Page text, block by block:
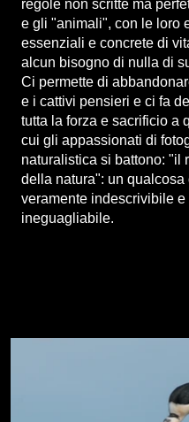
regole non scritte ma
e gli "animali", con le loro
essenziali e concrete di
alcun bisogno di nulla di
Ci permette di
e i cattivi pensieri e ci fa
tutta la forza e sacrificio a
cui gli appassionati di
naturalistica si battono: "il
della natura": un qualcosa
veramente indescrivibile e
ineguagliabile.